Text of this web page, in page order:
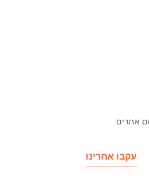
אתרים
עקבו אחרינו